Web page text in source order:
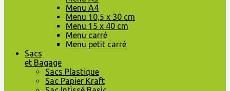
Menu A4
Menu 10,5 x 30 cm
Menu 15 x 40 cm
Menu carré
Menu petit carré
Sacs
et Bagage
Sacs Plastique
Sac Papier Kraft